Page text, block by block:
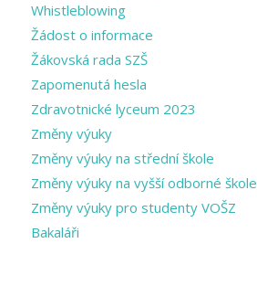
Whistleblowing
Žádost o informace
Žákovská rada SZŠ
Zapomenutá hesla
Zdravotnické lyceum 2023
Změny výuky
Změny výuky na střední škole
Změny výuky na vyšší odborné škole
Změny výuky pro studenty VOŠZ
Bakaláři